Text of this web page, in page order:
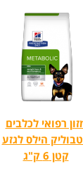
רפואי לכלבים
הילס לגזע
קטן 6 ק"ג